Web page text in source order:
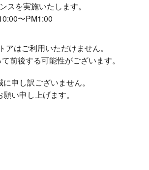
スを実施いたします。
〜PM1:00
アはご利用いただけません。
前後する可能性がございます。
に申し訳ございません。
い申し上げます。